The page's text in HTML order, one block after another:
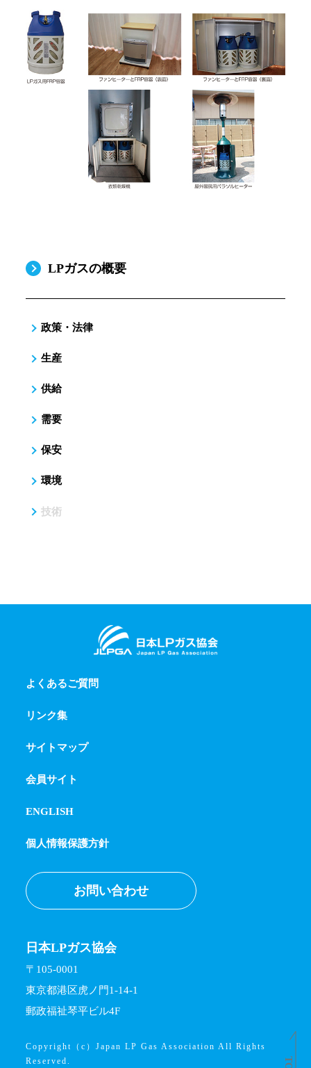
LPガスの概要
政策・法律
生産
供給
需要
保安
環境
技術
よくあるご質問
リンク集
サイトマップ
会員サイト
ENGLISH
個人情報保護方針
お問い合わせ
日本LPガス協会
〒105-0001
東京都港区虎ノ門1-14-1
郵政福祉琴平ビル4F
Copyright（c）Japan LP Gas Association All Rights
Reserved.